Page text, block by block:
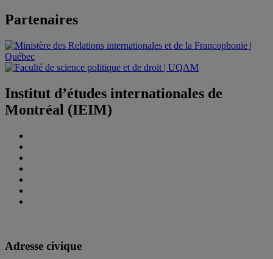
Partenaires
Institut d’études internationales de
Montréal (IEIM)
Adresse civique